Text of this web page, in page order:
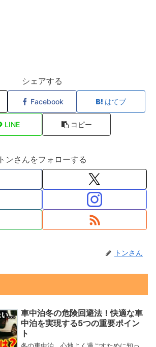
シェアする
Facebook はてブ
LINE コピー
トンさんをフォローする
トンさん
車中泊冬の危険回避法！快適な車
中泊を実現する5つの重要ポイン
ト